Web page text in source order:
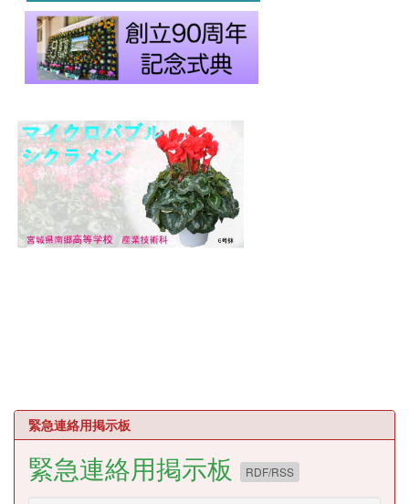
緊急連絡用掲示板
緊急連絡用掲示板 RDF/RSS